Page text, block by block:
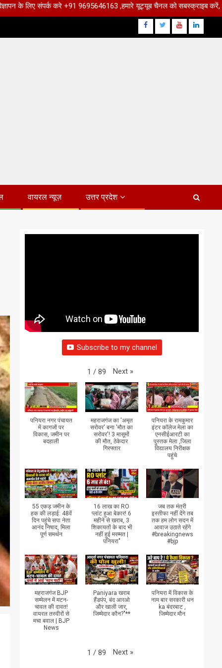
करे +91 9695646163 ,हमारे यूट्यूब चैनल को सबस्क्राइब करें, साथ मे हमारे
Facebook
TwitterYoutubeLinkdin
वायरल न्यूज़ उत्तर प्रदेश
Subscribe to my channel
1 / 89 Next »
पनियरा नगर पंचायत
में कागजों पर
विकास, जमीन पर
बदहाली
महराजगंज का 'अमृत
सरोवर' बना 'मौत का
सरोवर'! 3 मासूमों
की मौत, ठेकेदार
गिरफ्तार
पनियरा के रामकुमार
इंटर कॉलेज मेला का
एनसीईआरटी का
पुस्तक मेला ,जिला
विद्यालय निरीक्षक
पहुंचे
55 एकड़ जमीन के
हक की लड़ाई: 48वें
दिन पहुंचे सपा नेता
आनंद निषाद, मिला
पूर्ण समर्थन
16 लाख का RO
प्लांट हुआ बेकार! 6
महीने से खराब, 3
शिकायतों के बाद भी
नहीं हुई मरम्मत |
पनियरा"
जब तक मंत्री
इस्तीफा नहीं देंगे तब
तक हम लोग सदन में
आवाज उठाते रहेंगे
#breakingnews
#bjp
महराजगंज BJP
सम्मेलन में मटन-
चावल की दावत!
वायरल तस्वीरों से
मचा बवाल | BJP
News
Paniyara खराब
हैंडपंप, बंद आरओ
और खाली जार,
जिम्मेदार कौन?"**
पनियरा में विकास के
नाम बार सरकारी धन
ka बंदरबाट ,
जिम्मेदार मौन
1 / 89 Next »